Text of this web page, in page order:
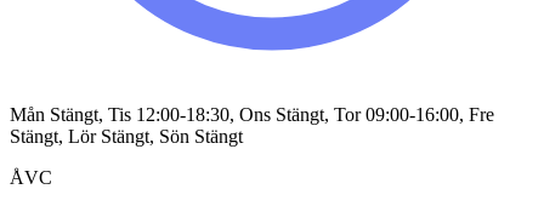
Mån Stängt, Tis 12:00-18:30, Ons Stängt, Tor 09:00-16:00, Fre
Stängt, Lör Stängt, Sön Stängt
ÅVC